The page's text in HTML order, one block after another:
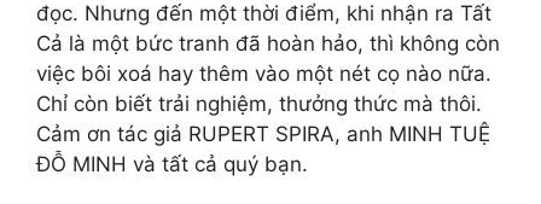
đọc. Nhưng đến một thời điểm, khi nhận ra Tất
Cả là một bức tranh đã hoàn hảo, thì không còn
việc bôi xoá hay thêm vào một nét cọ nào nữa.
Chỉ còn biết trải nghiệm, thưởng thức mà thôi.
Cảm ơn tác giả RUPERT SPIRA, anh MINH TUỆ
ĐỖ MINH và tất cả quý bạn.